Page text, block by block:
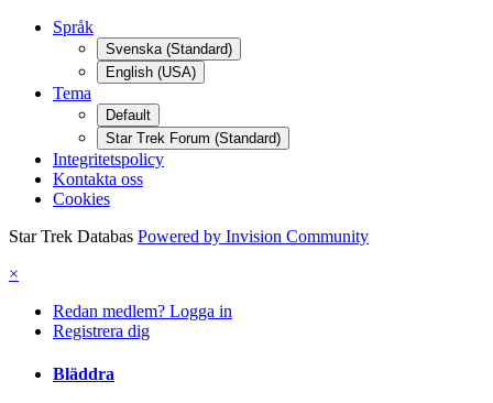
Språk
Svenska (Standard)
English (USA)
Tema
Default
Star Trek Forum (Standard)
Integritetspolicy
Kontakta oss
Cookies
Star Trek Databas Powered by Invision Community
×
Redan medlem? Logga in
Registrera dig
Bläddra